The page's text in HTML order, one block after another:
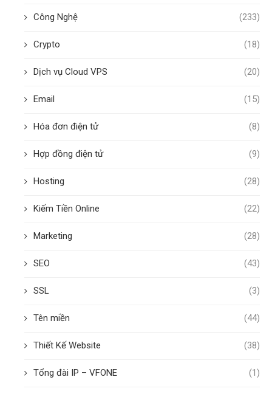
Công Nghệ (233)
Crypto (18)
Dịch vụ Cloud VPS (20)
Email (15)
Hóa đơn điện tử (8)
Hợp đồng điện tử (9)
Hosting (28)
Kiếm Tiền Online (22)
Marketing (28)
SEO (43)
SSL (3)
Tên miền (44)
Thiết Kế Website (38)
Tổng đài IP – VFONE (1)